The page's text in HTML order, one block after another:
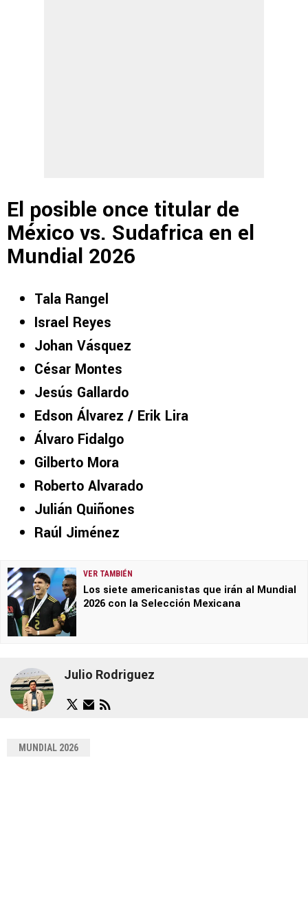
El posible once titular de
México vs. Sudafrica en el
Mundial 2026
Tala Rangel
Israel Reyes
Johan Vásquez
César Montes
Jesús Gallardo
Edson Álvarez / Erik Lira
Álvaro Fidalgo
Gilberto Mora
Roberto Alvarado
Julián Quiñones
Raúl Jiménez
VER TAMBIÉN
Los siete americanistas que irán al Mundial
2026 con la Selección Mexicana
Julio Rodriguez
MUNDIAL 2026